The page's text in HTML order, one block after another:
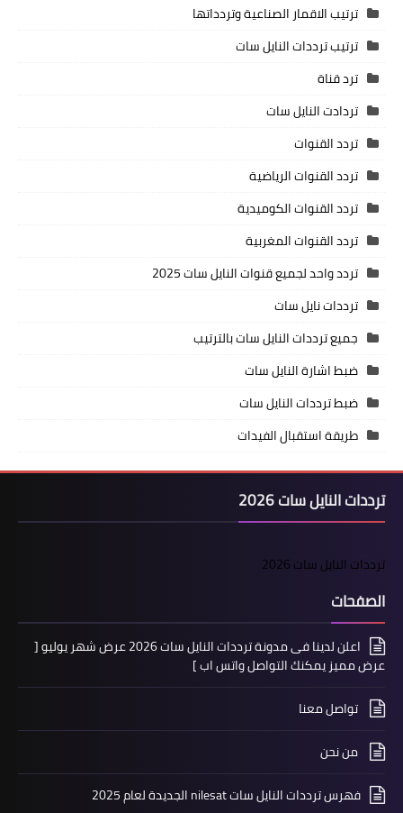
ترتيب الاقمار الصناعية وتردداتها
ترتيب ترددات النايل سات
ترد قناة
تردادت النايل سات
تردد القنوات
تردد القنوات الرياضية
تردد القنوات الكوميدية
تردد القنوات المغربية
تردد واحد لجميع قنوات النايل سات 2025
ترددات نايل سات
جميع ترددات النايل سات بالترتيب
ضبط اشارة النايل سات
ضبط ترددات النايل سات
طريقة استقبال الفيدات
ترددات النايل سات 2026
ترددات النايل سات 2026
الصفحات
اعلن لدينا فى مدونة ترددات النايل سات 2026 عرض شهر يوليو [
عرض مميز يمكنك التواصل واتس اب ]
تواصل معنا
من نحن
فهرس ترددات النايل سات nilesat الجديدة لعام 2025